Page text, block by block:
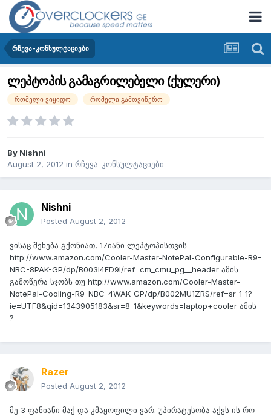
რჩევა-კონსულტაციები
ლეპტოპის გამაგრილებელი (ქულერი)
რომელი ვიყიდო რომელი გამოვიწერო
By Nishni
August 2, 2012 in რჩევა-კონსულტაციები
Nishni
Posted August 2, 2012
ვისაც შეხება გქონიათ, 17იანი ლეპტოპისთვის
http://www.amazon.com/Cooler-Master-NotePal-Configurable-R9-
NBC-8PAK-GP/dp/B003I4FD9I/ref=cm_cmu_pg__header ამის
გამოწერა სჯობს თუ http://www.amazon.com/Cooler-Master-
NotePal-Cooling-R9-NBC-4WAK-GP/dp/B002MU1ZRS/ref=sr_1_1?
ie=UTF8&qid=1343905183&sr=8-1&keywords=laptop+cooler ამის
?
Razer
Posted August 2, 2012
მე 3 ფანიანი მაქ და კმაყოფილი ვარ. უპირატესობა აქვს ის რო